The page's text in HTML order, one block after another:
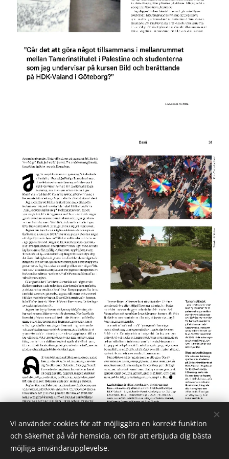
Vi använder cookies för att möjliggöra en korrekt funktion
och säkerhet på vår hemsida, och för att erbjuda dig bästa
möjliga användarupplevelse.